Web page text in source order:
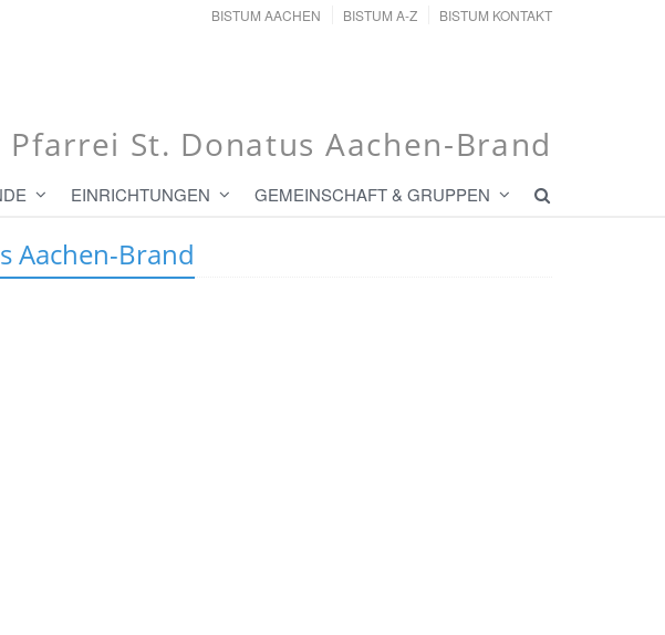
BISTUM AACHEN BISTUM A-Z BISTUM KONTAKT
Pfarrei St. Donatus Aachen-Brand
EINRICHTUNGEN GEMEINSCHAFT & GRUPPEN
Aachen-Brand